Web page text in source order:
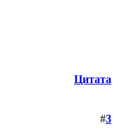
Цитата
#3